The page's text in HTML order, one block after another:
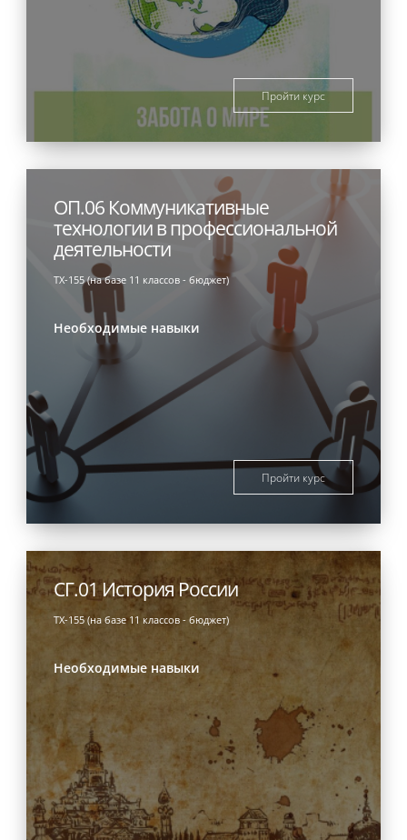
Пройти курс
ОП.06 Коммуникативные
технологии в профессиональной
деятельности
ТХ-155 (на базе 11 классов - бюджет)
Необходимые навыки
Пройти курс
СГ.01 История России
ТХ-155 (на базе 11 классов - бюджет)
Необходимые навыки